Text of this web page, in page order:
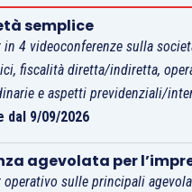
semplice
in 4 videoconferenze sulla
fiscalità diretta/indiretta,
e aspetti previdenziali/
dal 9/09/2026
agevolata per
operativo sulle principali